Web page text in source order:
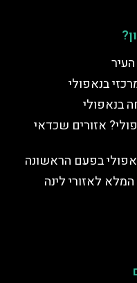
בנאפולי
בנאפולי
אזורים שכדאי
בפעם הראשונה
לאזורי לינה